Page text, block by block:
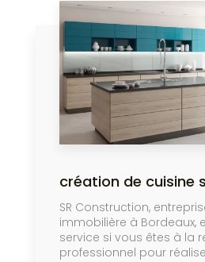
création de cuisine
SR Construction,
immobilière à Bordeaux,
service si vous êtes à la
professionnel pour